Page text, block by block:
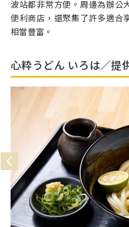
波站都非常方便。周邊為辦公
便利商店，還聚集了許多適合
相當豐富。
心粋うどん いろは／提